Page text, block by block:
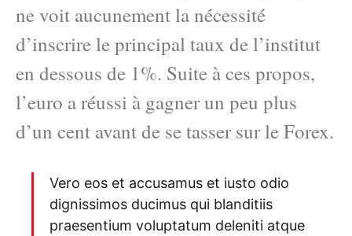
ne voit aucunement la nécessité
d’inscrire le principal taux de l’institut
en dessous de 1%. Suite à ces propos,
l’euro a réussi à gagner un peu plus
d’un cent avant de se tasser sur le Forex.
Vero eos et accusamus et iusto odio
dignissimos ducimus qui blanditiis
praesentium voluptatum deleniti atque